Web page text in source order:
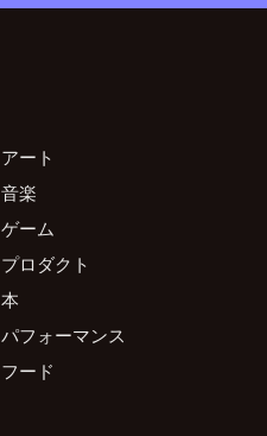
アート
音楽
ゲーム
プロダクト
本
パフォーマンス
フード